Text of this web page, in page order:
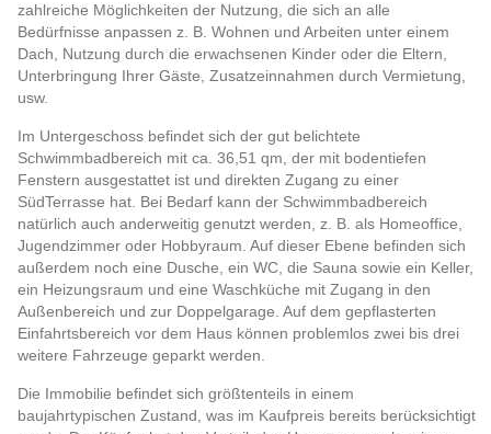
zahlreiche Möglichkeiten der Nutzung, die sich an alle
Bedürfnisse anpassen z. B. Wohnen und Arbeiten unter einem
Dach, Nutzung durch die erwachsenen Kinder oder die Eltern,
Unterbringung Ihrer Gäste, Zusatzeinnahmen durch Vermietung,
usw.
Im Untergeschoss befindet sich der gut belichtete
Schwimmbadbereich mit ca. 36,51 qm, der mit bodentiefen
Fenstern ausgestattet ist und direkten Zugang zu einer
SüdTerrasse hat. Bei Bedarf kann der Schwimmbadbereich
natürlich auch anderweitig genutzt werden, z. B. als Homeoffice,
Jugendzimmer oder Hobbyraum. Auf dieser Ebene befinden sich
außerdem noch eine Dusche, ein WC, die Sauna sowie ein Keller,
ein Heizungsraum und eine Waschküche mit Zugang in den
Außenbereich und zur Doppelgarage. Auf dem gepflasterten
Einfahrtsbereich vor dem Haus können problemlos zwei bis drei
weitere Fahrzeuge geparkt werden.
Die Immobilie befindet sich größtenteils in einem
baujahrtypischen Zustand, was im Kaufpreis bereits berücksichtigt